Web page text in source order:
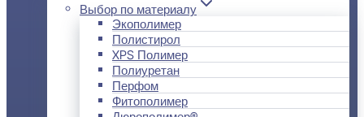
Выбор по материалу
Экополимер
Полистирол
XPS Полимер
Полиуретан
Перфом
Фитополимер